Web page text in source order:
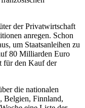
der Privatwirtschaft
anregen. Schon
um Staatsanleihen zu
80 Milliarden Euro
für den Kauf der
die nationalen
Belgien, Finnland,